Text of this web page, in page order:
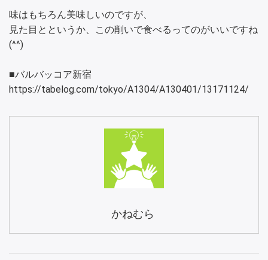
味はもちろん美味しいのですが、
見た目とというか、この削いで食べるってのがいいですね
(^^)
■バルバッコア新宿
https://tabelog.com/tokyo/A1304/A130401/13171124/
かねむら